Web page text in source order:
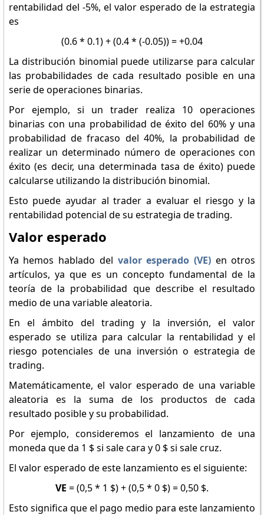
rentabilidad del -5%, el valor esperado de la estrategia
es
(0.6 * 0.1) + (0.4 * (-0.05)) = +0.04
La distribución binomial puede utilizarse para calcular
las probabilidades de cada resultado posible en una
serie de operaciones binarias.
Por ejemplo, si un trader realiza 10 operaciones
binarias con una probabilidad de éxito del 60% y una
probabilidad de fracaso del 40%, la probabilidad de
realizar un determinado número de operaciones con
éxito (es decir, una determinada tasa de éxito) puede
calcularse utilizando la distribución binomial.
Esto puede ayudar al trader a evaluar el riesgo y la
rentabilidad potencial de su estrategia de trading.
Valor esperado
Ya hemos hablado del valor esperado (VE)en otros
artículos, ya que es un concepto fundamental de la
teoría de la probabilidad que describe el resultado
medio de una variable aleatoria.
En el ámbito del trading y la inversión, el valor
esperado se utiliza para calcular la rentabilidad y el
riesgo potenciales de una inversión o estrategia de
trading.
Matemáticamente, el valor esperado de una variable
aleatoria es la suma de los productos de cada
resultado posible y su probabilidad.
Por ejemplo, consideremos el lanzamiento de una
moneda que da 1 $ si sale cara y 0 $ si sale cruz.
El valor esperado de este lanzamiento es el siguiente:
VE = (0,5 * 1 $) + (0,5 * 0 $) = 0,50 $.
Esto significa que el pago medio para este lanzamiento